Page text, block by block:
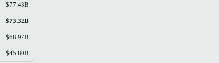
$77.43B
$73.32B
$68.97B
$45.80B